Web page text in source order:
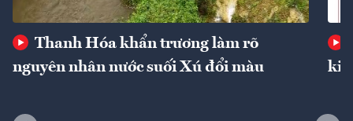
Thanh Hóa khẩn trương làm rõ
nguyên nhân nước suối Xú đổi màu